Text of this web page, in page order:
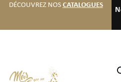
DÉCOUVREZ NOS CATALOGUES
Accueil Chocolats